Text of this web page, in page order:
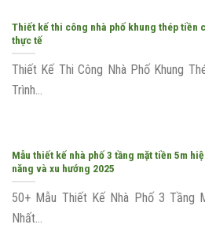
Thiết kế thi công nhà phố khung thép tiền
thực tế
Thiết Kế Thi Công Nhà Phố Khung
Trình...
Mẫu thiết kế nhà phố 3 tầng mặt tiền 5m
năng và xu hướng 2025
50+ Mẫu Thiết Kế Nhà Phố 3 Tầng
Nhất...